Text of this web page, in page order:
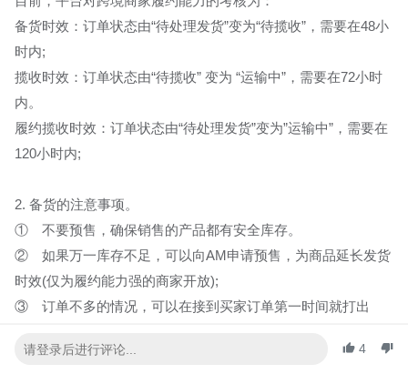
备货时效：订单状态由“待处理发货”变为“待揽收”，需要在48小
时内;
揽收时效：订单状态由“待揽收” 变为 “运输中”，需要在72小时
内。
履约揽收时效：订单状态由“待处理发货”变为”运输中”，需要在
120小时内;
2. 备货的注意事项。
① 不要预售，确保销售的产品都有安全库存。
② 如果万一库存不足，可以向AM申请预售，为商品延长发货
时效(仅为履约能力强的商家开放);
③ 订单不多的情况，可以在接到买家订单第一时间就打出
及时点击Arrange Shipment。订单量大的，可以通过ERP系统
4